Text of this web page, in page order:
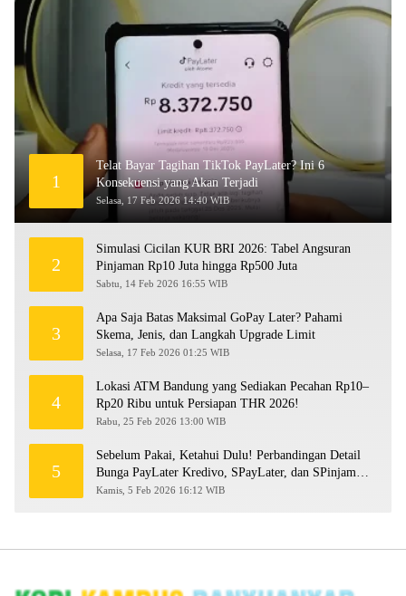
1
Telat Bayar Tagihan TikTok PayLater? Ini 6
Konsekuensi yang Akan Terjadi
Selasa, 17 Feb 2026 14:40 WIB
2
Simulasi Cicilan KUR BRI 2026: Tabel Angsuran
Pinjaman Rp10 Juta hingga Rp500 Juta
Sabtu, 14 Feb 2026 16:55 WIB
3
Apa Saja Batas Maksimal GoPay Later? Pahami
Skema, Jenis, dan Langkah Upgrade Limit
Selasa, 17 Feb 2026 01:25 WIB
4
Lokasi ATM Bandung yang Sediakan Pecahan Rp10–
Rp20 Ribu untuk Persiapan THR 2026!
Rabu, 25 Feb 2026 13:00 WIB
5
Sebelum Pakai, Ketahui Dulu! Perbandingan Detail
Bunga PayLater Kredivo, SPayLater, dan SPinjam
2026
Kamis, 5 Feb 2026 16:12 WIB